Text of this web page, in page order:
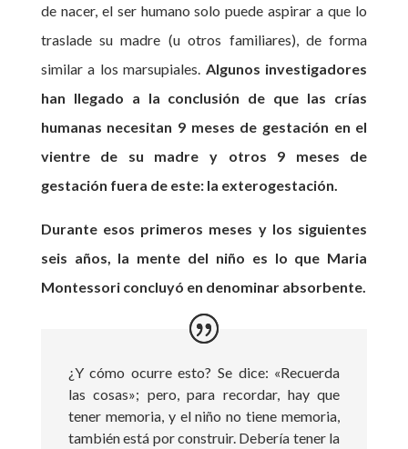
de nacer, el ser humano solo puede aspirar a que lo
traslade su madre (u otros familiares), de forma
similar a los marsupiales. Algunos investigadores
han llegado a la conclusión de que las crías
humanas necesitan 9 meses de gestación en el
vientre de su madre y otros 9 meses de
gestación fuera de este: la exterogestación.
Durante esos primeros meses y los siguientes
seis años, la mente del niño es lo que Maria
Montessori concluyó en denominar absorbente.
¿Y cómo ocurre esto? Se dice: «Recuerda
las cosas»; pero, para recordar, hay que
tener memoria, y el niño no tiene memoria,
también está por construir. Debería tener la